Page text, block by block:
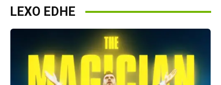
LEXO EDHE